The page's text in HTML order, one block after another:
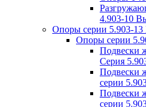
4.903-10
Опоры серии 5.903-
Опоры серии
Подвески
Серия
Подвески
серии
Подвески
серии